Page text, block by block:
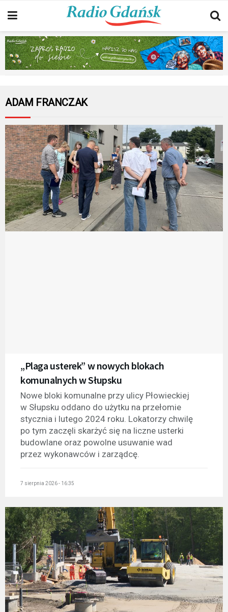
ADAM FRANCZAK
„Plaga usterek” w nowych blokach
komunalnych w Słupsku
Nowe bloki komunalne przy ulicy Płowieckiej
w Słupsku oddano do użytku na przełomie
stycznia i lutego 2024 roku. Lokatorzy chwilę
po tym zaczęli skarżyć się na liczne usterki
budowlane oraz powolne usuwanie wad
przez wykonawców i zarządcę.
7 sierpnia 2026 - 16:35